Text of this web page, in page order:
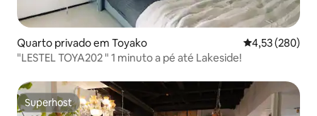
Quarto privado em Toyako Classificação
4,53 (280)
"LESTEL TOYA202 " 1 minuto a pé até Lakeside!
Superhost
Superhost